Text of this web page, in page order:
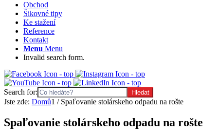
Obchod
Šikovné tipy
Ke stažení
Reference
Kontakt
Menu Menu
Invalid search form.
Search for:
Jste zde: Domů1 / Spaľovanie stolárskeho odpadu na rošte
Spaľovanie stolárskeho odpadu na rošte